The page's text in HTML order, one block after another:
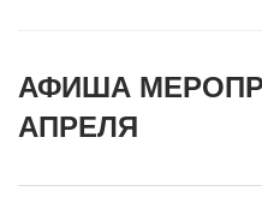
АФИША
АПРЕЛЯ